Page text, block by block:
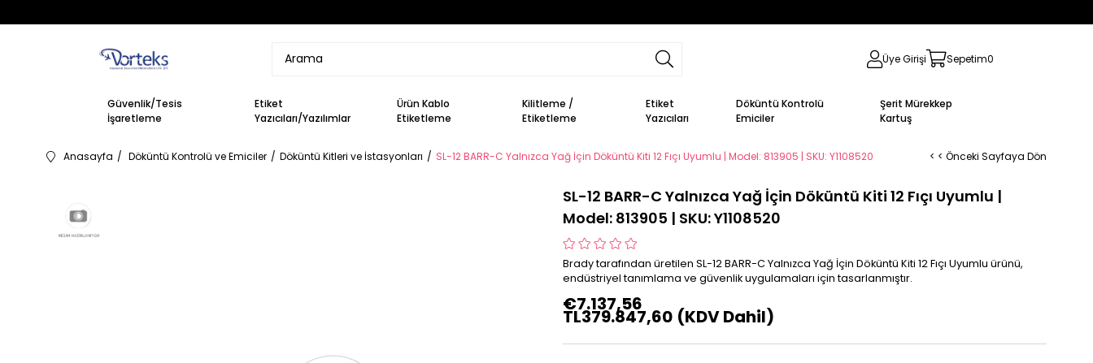
Üye Girişi Sepetim0
Güvenlik/Tesis
İşaretleme
Etiket
Yazıcıları/Yazılımlar
Ürün Kablo
Etiketleme
Kilitleme /
Etiketleme
Etiket
Yazıcıları
Döküntü Kontrolü
Emiciler
Şerit Mürekkep
Kartuş
Anasayfa Döküntü Kontrolü ve Emiciler Döküntü Kitleri ve İstasyonları SL-12 BARR-C Yalnızca Yağ İçin Döküntü Kiti 12 Fıçı Uyumlu | Model: 813905 | SKU: Y1108520 < < Önceki Sayfaya Dön
SL-12 BARR-C Yalnızca Yağ İçin Döküntü Kiti 12 Fıçı Uyumlu |
Model: 813905 | SKU: Y1108520
Brady tarafından üretilen SL-12 BARR-C Yalnızca Yağ İçin Döküntü Kiti 12 Fıçı Uyumlu ürünü,
endüstriyel tanımlama ve güvenlik uygulamaları için tasarlanmıştır.
€7.137,56
TL379.847,60 (KDV Dahil)